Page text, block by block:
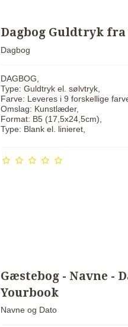
Dagbog Guldtryk fra
Dagbog
DAGBOG,
Type: Guldtryk el. sølvtryk,
Farve: Leveres i 9 forskellige
Omslag: Kunstlæder,
Format: B5 (17,5x24,5cm),
Type: Blank el. linieret,
Gæstebog - Navne -
Yourbook
Navne og Dato